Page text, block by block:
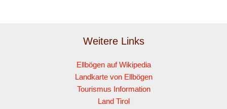
Weitere Links
Ellbögen auf Wikipedia
Landkarte von Ellbögen
Tourismus Information
Land Tirol